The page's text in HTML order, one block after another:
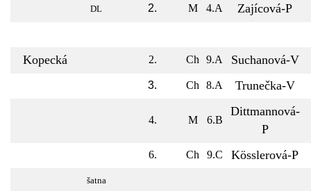
DL 2. M 4.A Zajícová-P
Kopecká 2. Ch 9.A Suchanová-V
3. Ch 8.A Trunečka-V
4. M 6.B
Dittmannová-
P
6. Ch 9.C Kösslerová-P
šatna